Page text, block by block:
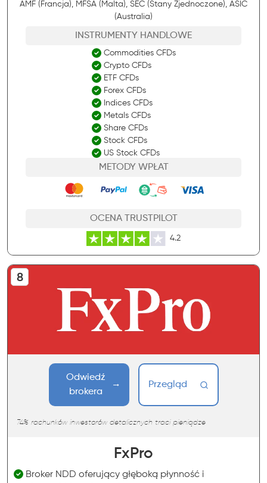
AMF (Francja), MFSA (Malta), SEC (Stany Zjednoczone), ASIC
(Australia)
INSTRUMENTY HANDLOWE
Commodities CFDs
Crypto CFDs
ETF CFDs
Forex CFDs
Indices CFDs
Metals CFDs
Share CFDs
Stock CFDs
US Stock CFDs
METODY WPŁAT
OCENA TRUSTPILOT
4.2
Odwiedź
brokera
Przegląd
74% rachunków inwestorów detalicznych traci pieniądze
FxPro
Broker NDD oferujący głęboką płynność i